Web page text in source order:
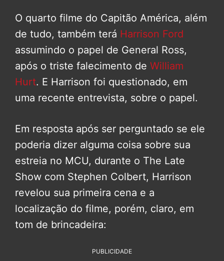
O quarto filme do Capitão América, além
de tudo, também terá Harrison Ford
assumindo o papel de General Ross,
após o triste falecimento de William
Hurt. E Harrison foi questionado, em
uma recente entrevista, sobre o papel.
Em resposta após ser perguntado se ele
poderia dizer alguma coisa sobre sua
estreia no MCU, durante o The Late
Show com Stephen Colbert, Harrison
revelou sua primeira cena e a
localização do filme, porém, claro, em
tom de brincadeira:
PUBLICIDADE